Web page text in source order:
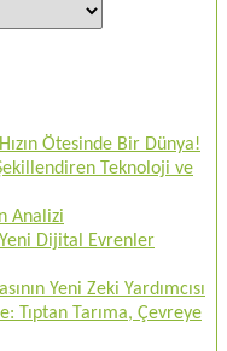
Ötesinde Bir Dünya!
Teknoloji ve
Analizi
Dijital Evrenler
Yeni Zeki Yardımcısı
Tıptan Tarıma, Çevreye